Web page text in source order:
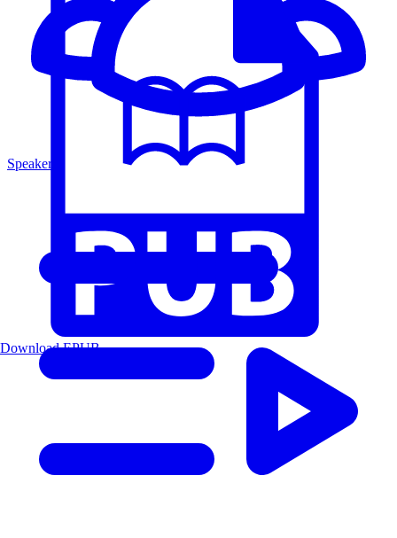
Speakers
Download EPUB